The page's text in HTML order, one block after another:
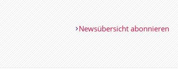
Newsübersicht abonnieren